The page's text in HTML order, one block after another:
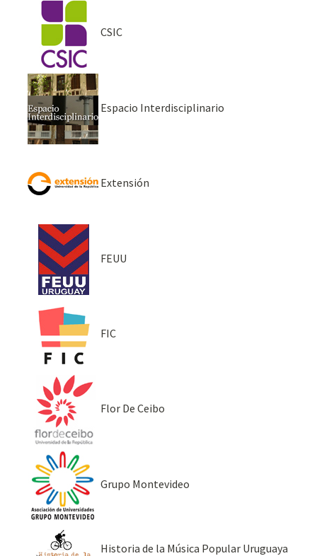
CSIC
Espacio Interdisciplinario
Extensión
FEUU
FIC
Flor De Ceibo
Grupo Montevideo
Historia de la Música Popular Uruguaya